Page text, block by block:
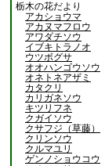
栃木の花だより
アカショウマ
アカヌマフロウ
アワダチソウ
イブキトラノオ
ウツボグサ
オオハンゴウソウ
オネトネアザミ
カタクリ
カリガネソウ
キツリフネ
クガイソウ
クサフジ（草藤）
クリンソウ
クルマユリ
ゲンノショウコウ